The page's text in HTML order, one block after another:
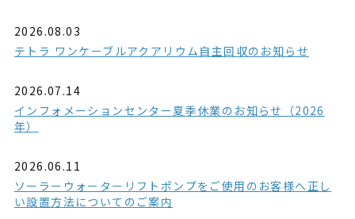
2026.08.03
テトラ ワンケーブルアクアリウム自主回収のお知らせ
2026.07.14
インフォメーションセンター夏季休業のお知らせ（2026
年）
2026.06.11
ソーラーウォーターリフトポンプをご使用のお客様へ正し
い設置方法についてのご案内